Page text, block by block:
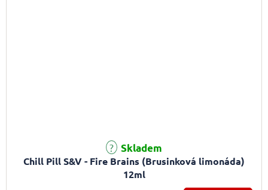
Chill Pill S&V - Fire Brains (Brusinková limonáda)
12ml
Skladem